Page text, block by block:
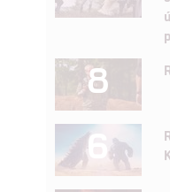
8
6